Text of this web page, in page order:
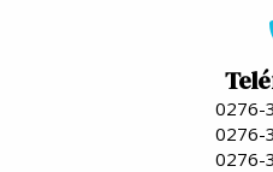
0276-
0276-
0276-